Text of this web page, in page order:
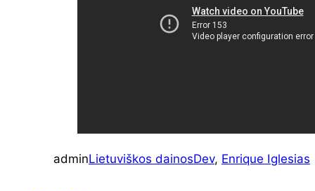
adminLietuviškos dainosDev, Enrique Iglesias